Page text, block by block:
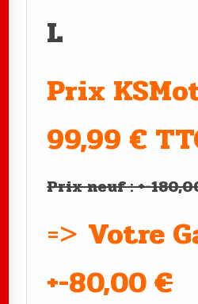
L
Prix
99,99 €
Prix neuf : +-
=> Votre
+-80,00€